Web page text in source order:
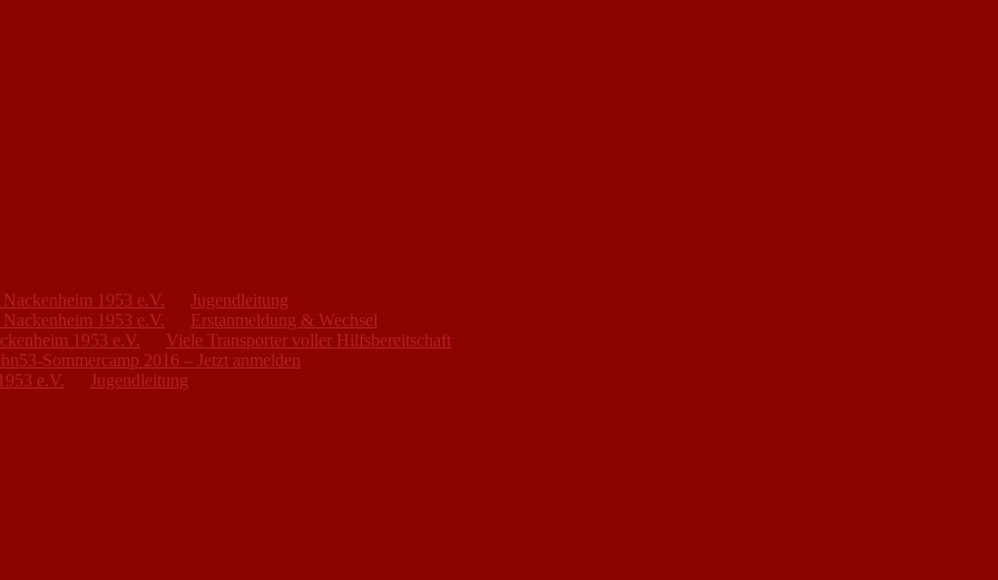
1953 e.V.
Jugendleitung
1953 e.V.
Erstanmeldung & Wechsel
1953 e.V.
Viele Transporter voller Hilfsbereitschaft
Sommercamp 2016 – Jetzt anmelden
e.V.
Jugendleitung